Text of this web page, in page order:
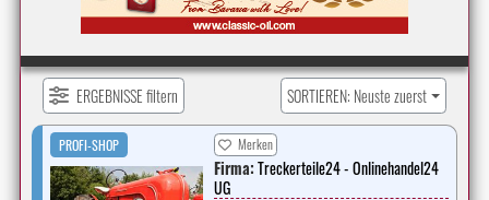
ERGEBNISSE filtern SORTIEREN: Neuste zuerst
PROFI-SHOP Merken
Firma:Treckerteile24 - Onlinehandel24
UG